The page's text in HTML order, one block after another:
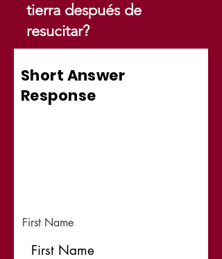
tierra después de
resucitar?
Short Answer
Response
First Name